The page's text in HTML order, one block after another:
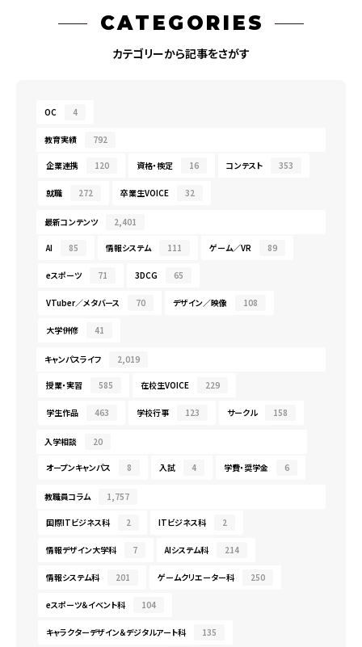
CATEGORIES
カテゴリーから記事をさがす
OC 4
教育実績 792
企業連携 120 資格・検定 16 コンテスト 353
就職 272 卒業生VOICE 32
最新コンテンツ 2,401
AI 85 情報システム 111 ゲーム／VR 89
eスポーツ 71 3DCG 65
VTuber／メタバース 70 デザイン／映像 108
大学併修 41
キャンパスライフ 2,019
授業・実習 585 在校生VOICE 229
学生作品 463 学校行事 123 サークル 158
入学相談 20
オープンキャンパス 8 入試 4 学費・奨学金 6
教職員コラム 1,757
国際ITビジネス科 2 ITビジネス科 2
情報デザイン大学科 7 AIシステム科 214
情報システム科 201 ゲームクリエーター科 250
eスポーツ＆イベント科 104
キャラクターデザイン＆デジタルアート科 135